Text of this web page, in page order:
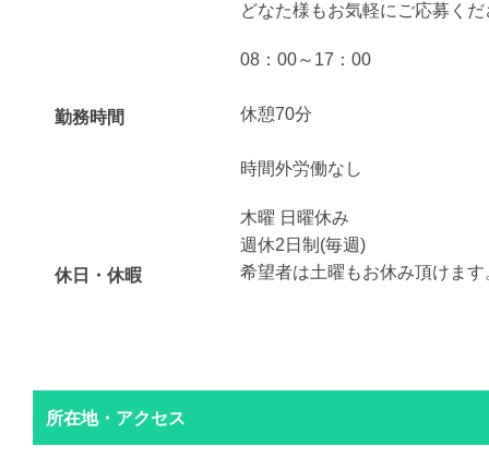
どなた様もお気軽にご応募く
勤務時間
08：00～17：00
休憩70分
時間外労働なし
休日・休暇
木曜 日曜休み
週休2日制(毎週)
希望者は土曜もお休み頂けます
所在地・アクセス